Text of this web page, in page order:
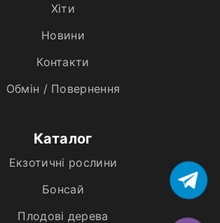
Хiти
Новини
Контакти
Обмін / Повернення
Каталог
Екзотичні рослини
Бонсай
Плодові дерева